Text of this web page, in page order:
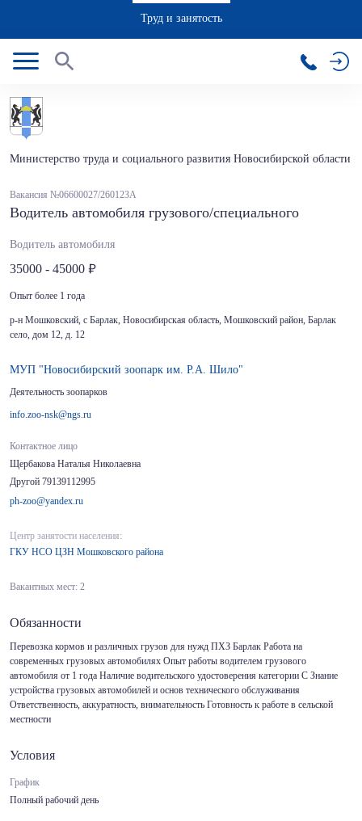
Труд и занятость
Министерство труда и социального развития Новосибирской области
Вакансия №06600027/260123А
Водитель автомобиля грузового/специального
Водитель автомобиля
35000 - 45000
Опыт более 1 года
р-н Мошковский, с Барлак, Новосибирская область, Мошковский район, Барлак
село, дом 12, д. 12
МУП "Новосибирский зоопарк им. Р.А. Шило"
Деятельность зоопарков
info.zoo-nsk@ngs.ru
Контактное лицо
Щербакова Наталья Николаевна
Другой 79139112995
ph-zoo@yandex.ru
Центр занятости населения:
ГКУ НСО ЦЗН Мошковского района
Вакантных мест: 2
Обязанности
Перевозка кормов и различных грузов для нужд ПХЗ Барлак Работа на
современных грузовых автомобилях Опыт работы водителем грузового
автомобиля от 1 года Наличие водительского удостоверения категории C Знание
устройства грузовых автомобилей и основ технического обслуживания
Ответственность, аккуратность, внимательность Готовность к работе в сельской
местности
Условия
График
Полный рабочий день